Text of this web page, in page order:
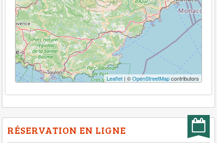
Leaflet | ©OpenStreetMapcontributors
RÉSERVATION EN LIGNE